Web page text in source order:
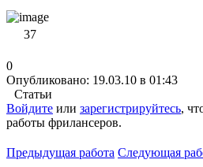
37
0
Опубликовано: 19.03.10 в 01:43
Статьи
Войдите или зарегистрируйтесь,
работы фрилансеров.
Предыдущая работа Следующая